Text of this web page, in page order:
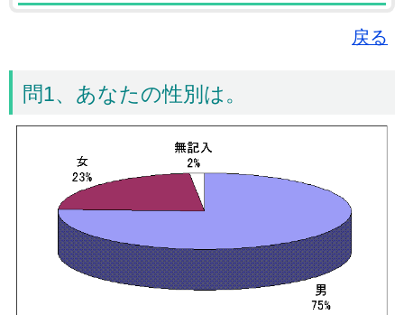
戻る
問1、あなたの性別は。